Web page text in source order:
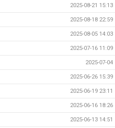
2025-08-21 15:13
2025-08-18 22:59
2025-08-05 14:03
2025-07-16 11:09
2025-07-04
2025-06-26 15:39
2025-06-19 23:11
2025-06-16 18:26
2025-06-13 14:51